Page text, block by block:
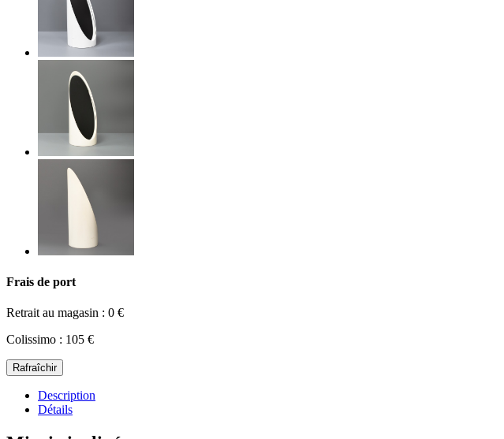
Frais de port
Retrait au magasin : 0 €
Colissimo : 105 €
Description
Détails